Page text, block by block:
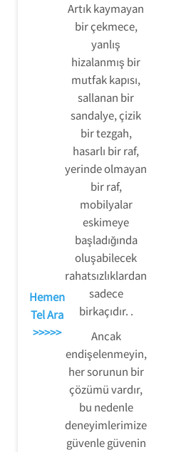
Hemen
Tel Ara
>>>>>
Artık kaymayan
bir çekmece,
yanlış
hizalanmış bir
mutfak kapısı,
sallanan bir
sandalye, çizik
bir tezgah,
hasarlı bir raf,
yerinde olmayan
bir raf,
mobilyalar
eskimeye
başladığında
oluşabilecek
rahatsızlıklardan
sadece
birkaçıdır. .
Ancak
endişelenmeyin,
her sorunun bir
çözümü vardır,
bu nedenle
deneyimlerimize
güvenle güvenin